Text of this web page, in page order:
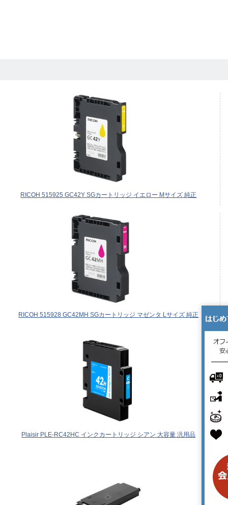
RICOH 515925 GC42Y SGカートリッジ イエロー Mサイズ 純正
RICOH 515928 GC42MH SGカートリッジ マゼンタ Lサイズ 純正
Plaisir PLE-RC42HC インクカートリッジ シアン 大容量 汎用品